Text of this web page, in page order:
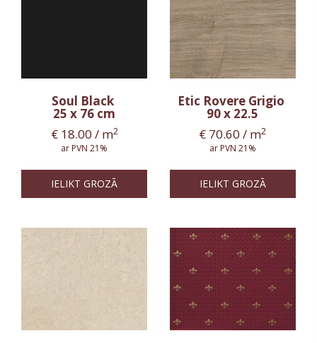
Soul Black
25 x 76 cm
€18.00 / m2
ar PVN 21%
IELIKT GROZĀ
Etic Rovere Grigio
90 x 22.5
€ 70.60 / m2
ar PVN 21%
IELIKT GROZĀ